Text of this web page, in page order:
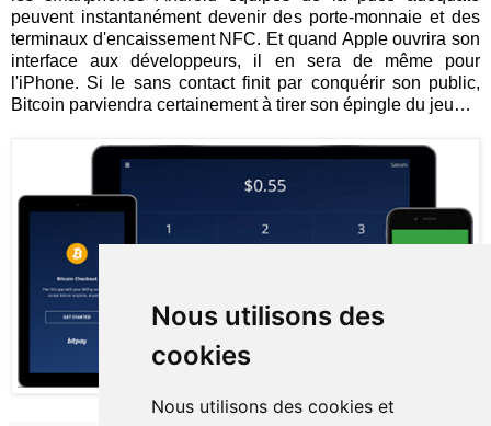
Nous utilisons des
cookies
Nous utilisons des cookies et
peuvent instantanément devenir des porte-monnaie et des
terminaux d'encaissement NFC. Et quand Apple ouvrira son
interface aux développeurs, il en sera de même pour
l'iPhone. Si le sans contact finit par conquérir son public,
Bitcoin parviendra certainement à tirer son épingle du jeu…